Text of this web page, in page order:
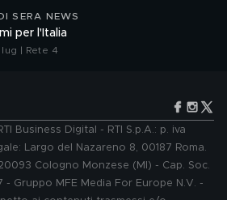
SERA NEWS
per l'Italia
lug | Rete 4
Business Digital - RTI S.p.A.: p. iva
Largo del Nazareno 8, 00187 Roma.
Cologno Monzese (MI) - Cap. Soc.
Gruppo MFE Media For Europe N.V. -